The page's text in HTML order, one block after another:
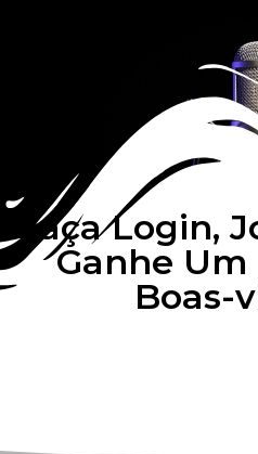
Faça Login,
Ganhe
Boas-